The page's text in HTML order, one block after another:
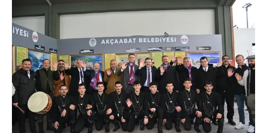
Çerezlere ilişkin tercihlerinizi aşağıda yer alan panel
vasıtasıyla belirleyebilirsiniz. Çerezlere ilişkin detaylı bilgi
için Ayarlar butonuna tıklayabilir,
Çerez Bilgilendirme
Metnimizi
ziyaret edebilirsiniz.
6698 sayılı Kişisel Verilerin Korunması Kanunu uyarınca
hazırlanmış Aydınlatma Metnimizi okumak ve sitemizde
ilgili mevzuata uygun olarak kullanılan çerezlerle ilgili bilgi
almak için lütfen tıklayınız.